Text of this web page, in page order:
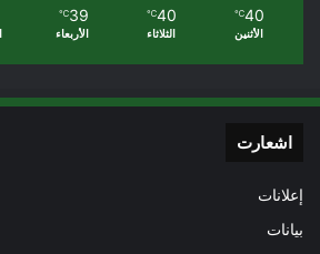
40
℃
الأثنين
40
℃
الثلاثاء
39
℃
الأربعاء
اشعارت
إعلانات
بيانات